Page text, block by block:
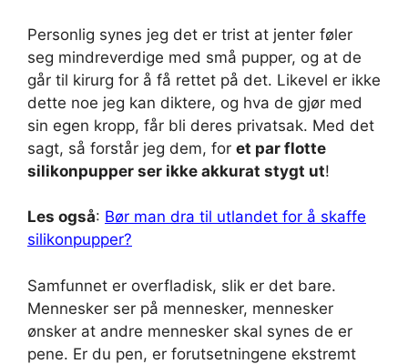
Personlig synes jeg det er trist at jenter føler
seg mindreverdige med små pupper, og at de
går til kirurg for å få rettet på det. Likevel er ikke
dette noe jeg kan diktere, og hva de gjør med
sin egen kropp, får bli deres privatsak. Med det
sagt, så forstår jeg dem, for et par flotte
silikonpupper ser ikke akkurat stygt ut!
Les også: Bør man dra til utlandet for å skaffe
silikonpupper?
Samfunnet er overfladisk, slik er det bare.
Mennesker ser på mennesker, mennesker
ønsker at andre mennesker skal synes de er
pene. Er du pen, er forutsetningene ekstremt